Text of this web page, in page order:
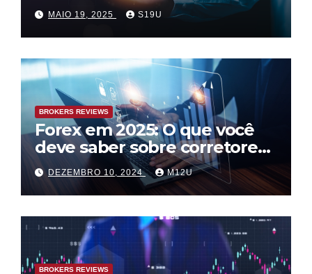
MAIO 19, 2025 S19U
BROKERS REVIEWS
Forex em 2025: O que você
deve saber sobre corretores
confiáveis e fraudes
DEZEMBRO 10, 2024 M12U
BROKERS REVIEWS